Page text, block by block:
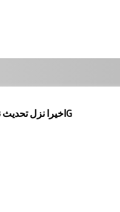
اخيرا نزل تحديث نوت 10 بلس 5G